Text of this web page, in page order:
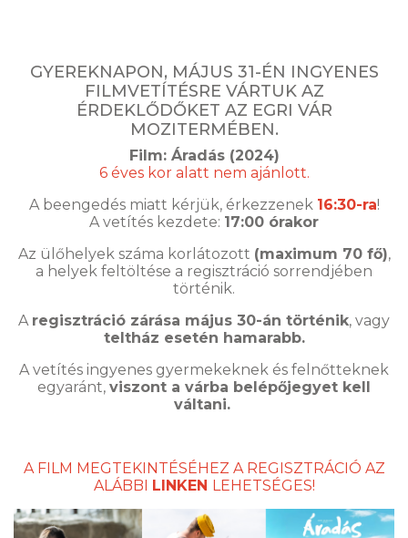
GYEREKNAPON, MÁJUS 31-ÉN INGYENES
FILMVETÍTÉSRE VÁRTUK AZ
ÉRDEKLŐDŐKET AZ EGRI VÁR
MOZITERMÉBEN.
Film: Áradás (2024)
6 éves kor alatt nem ajánlott.
A beengedés miatt kérjük, érkezzenek 16:30-ra!
A vetítés kezdete: 17:00 órakor
Az ülőhelyek száma korlátozott (maximum 70 fő),
a helyek feltöltése a regisztráció sorrendjében
történik.
A regisztráció zárása május 30-án történik, vagy
teltház esetén hamarabb.
A vetítés ingyenes gyermekeknek és felnőtteknek
egyaránt, viszont a várba belépőjegyet kell
váltani.
A FILM MEGTEKINTÉSÉHEZ A REGISZTRÁCIÓ AZ
ALÁBBI
LINKEN LEHETSÉGES!